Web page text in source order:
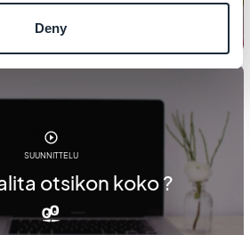
Deny
SUUNNITTELU
otsikon koko ?